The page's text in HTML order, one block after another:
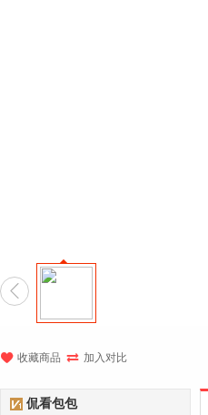

 收藏商品  加入对比
侃看包包